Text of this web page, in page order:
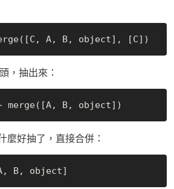
，抽出來：
麼好抽了，直接合併：